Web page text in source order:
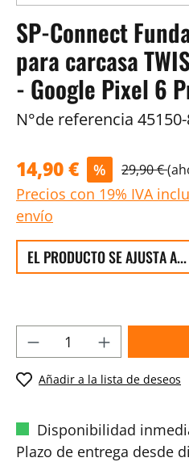
SP-Connect
para carcasa
- Google Pixel 6
N°de referencia 45150-
14,90 € % 29,90 €
Precios con 19% IVA
envío
EL PRODUCTO SE AJUSTA A...
Añadir a la lista de deseos
Disponibilidad
Plazo de entrega desde